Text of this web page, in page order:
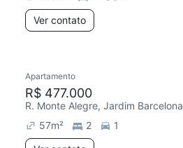
Ver contato
Redecorar
Apartamento
R$ 477.000
R. Monte Alegre, Jardim Barcelona
57m² 2
1